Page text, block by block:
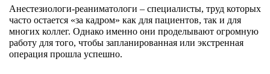
Анестезиологи-реаниматологи – специалисты, труд которых
часто остается «за кадром» как для пациентов, так и для
многих коллег. Однако именно они проделывают огромную
работу для того, чтобы запланированная или экстренная
операция прошла успешно.